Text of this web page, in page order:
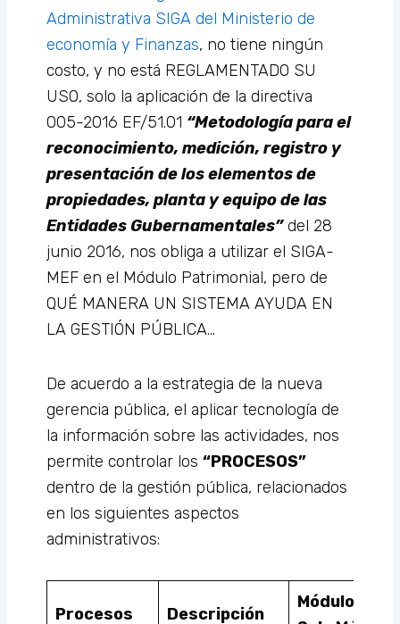
Administrativa SIGA del Ministerio de
economía y Finanzas, no tiene ningún
costo, y no está REGLAMENTADO SU
USO, solo la aplicación de la directiva
005-2016 EF/51.01 “Metodología para el
reconocimiento, medición, registro y
presentación de los elementos de
propiedades, planta y equipo de las
Entidades Gubernamentales”del 28
junio 2016, nos obliga a utilizar el SIGA-
MEF en el Módulo Patrimonial, pero de
QUÉ MANERA UN SISTEMA AYUDA EN
LA GESTIÓN PÚBLICA…
De acuerdo a la estrategia de la nueva
gerencia pública, el aplicar tecnología de
la información sobre las actividades, nos
permite controlar los“PROCESOS”
dentro de la gestión pública, relacionados
en los siguientes aspectos
administrativos:
Procesos Descripción
Módulos/